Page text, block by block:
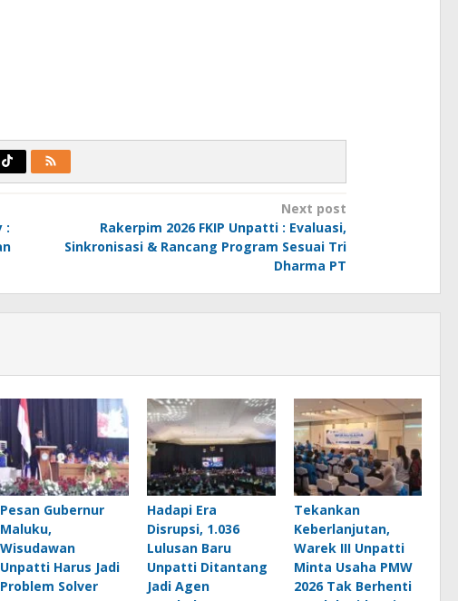
:
Next post
Rakerpim 2026 FKIP Unpatti : Evaluasi,
Sinkronisasi & Rancang Program Sesuai Tri
Dharma PT
Pesan Gubernur
Maluku,
Wisudawan
Unpatti Harus Jadi
Problem Solver
Hadapi Era
Disrupsi, 1.036
Lulusan Baru
Unpatti Ditantang
Jadi Agen
Tekankan
Keberlanjutan,
Warek III Unpatti
Minta Usaha PMW
2026 Tak Berhenti